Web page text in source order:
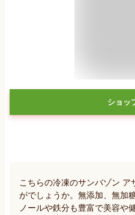
ショッ
こちらの冷凍のサンバゾン
がでしょうか。無添加、無加
ノールや鉄分も豊富で美容